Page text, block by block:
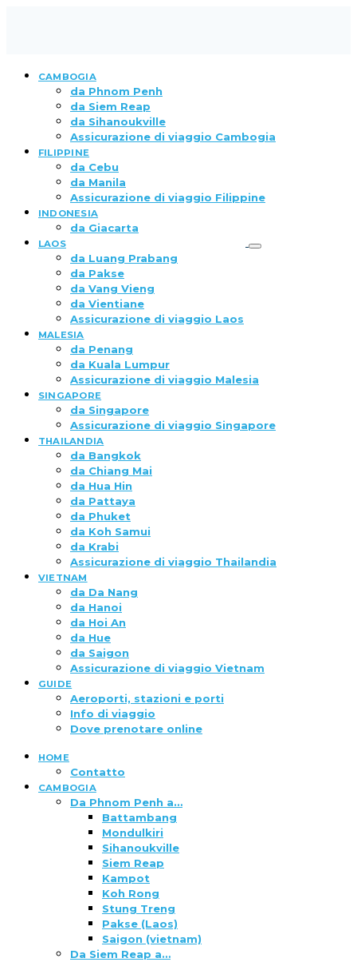
CAMBOGIA
da Phnom Penh
da Siem Reap
da Sihanoukville
Assicurazione di viaggio Cambogia
FILIPPINE
da Cebu
da Manila
Assicurazione di viaggio Filippine
INDONESIA
da Giacarta
LAOS
da Luang Prabang
da Pakse
da Vang Vieng
da Vientiane
Assicurazione di viaggio Laos
MALESIA
da Penang
da Kuala Lumpur
Assicurazione di viaggio Malesia
SINGAPORE
da Singapore
Assicurazione di viaggio Singapore
THAILANDIA
da Bangkok
da Chiang Mai
da Hua Hin
da Pattaya
da Phuket
da Koh Samui
da Krabi
Assicurazione di viaggio Thailandia
VIETNAM
da Da Nang
da Hanoi
da Hoi An
da Hue
da Saigon
Assicurazione di viaggio Vietnam
GUIDE
Aeroporti, stazioni e porti
Info di viaggio
Dove prenotare online
HOME
Contatto
CAMBOGIA
Da Phnom Penh a…
Battambang
Mondulkiri
Sihanoukville
Siem Reap
Kampot
Koh Rong
Stung Treng
Pakse (Laos)
Saigon (vietnam)
Da Siem Reap a…